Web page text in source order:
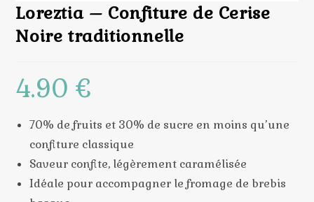
Loreztia – Confiture de Cerise
Noire traditionnelle
4.90€
70% de fruits et 30% de sucre en moins qu’une
confiture classique
Saveur confite, légèrement caramélisée
Idéale pour accompagner le fromage de brebis